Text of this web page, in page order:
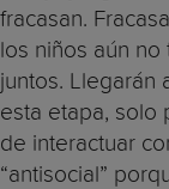
fracasan.
los niños aún
juntos. Llegarán
esta etapa, solo
de interactuar
“antisocial”